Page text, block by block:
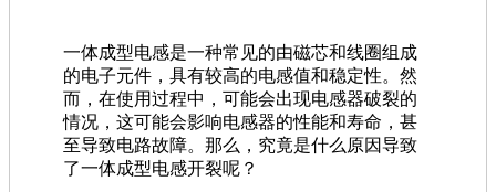
一体成型电感是一种常见的由磁芯和线圈组成
的电子元件，具有较高的电感值和稳定性。然
而，在使用过程中，可能会出现电感器破裂的
情况，这可能会影响电感器的性能和寿命，甚
至导致电路故障。那么，究竟是什么原因导致
了一体成型电感开裂呢？